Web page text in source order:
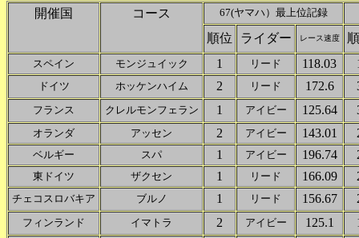
開催国 コース 67(ヤマハ）最上位記録
順位 ライダー レース速度
スペイン モンジュイック 1 リード 118.03
ドイツ ホッケンハイム 2 リード 172.6
フランス クレルモンフェラン 1 アイビー 125.64
オランダ アッセン 2 アイビー 143.01
ベルギー スパ 1 アイビー 196.74
東ドイツ ザクセン 1 リード 166.09
チェコスロバキア ブルノ 1 リード 156.67
フィンランド イマトラ 2 アイビー 125.1